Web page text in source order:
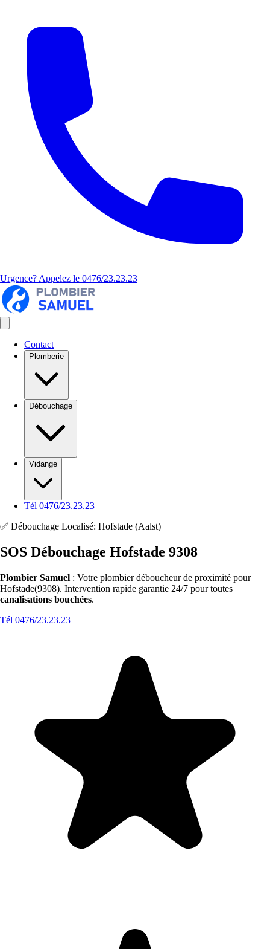
Urgence? Appelez le 0476/23.23.23
Contact
Plomberie
Débouchage
Vidange
Tél 0476/23.23.23
✅ Débouchage Localisé: Hofstade (Aalst)
SOS Débouchage Hofstade 9308
Plombier Samuel : Votre plombier déboucheur de proximité pour
Hofstade(9308). Intervention rapide garantie 24/7 pour toutes
canalisations bouchées.
Tél 0476/23.23.23